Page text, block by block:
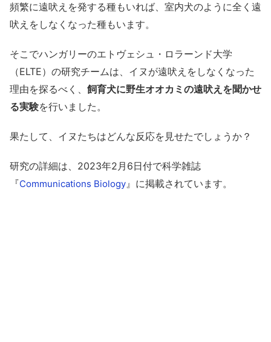
頻繁に遠吠えを発する種もいれば、室内犬のように全く遠
吠えをしなくなった種もいます。
そこでハンガリーのエトヴェシュ・ロラーンド大学
（ELTE）の研究チームは、イヌが遠吠えをしなくなった
理由を探るべく、 飼育犬に野生オオカミの遠吠えを聞かせ
る実験を行いました。
果たして、イヌたちはどんな反応を見せたでしょうか？
研究の詳細は、2023年2月6日付で科学雑誌
『Communications Biology』に掲載されています。